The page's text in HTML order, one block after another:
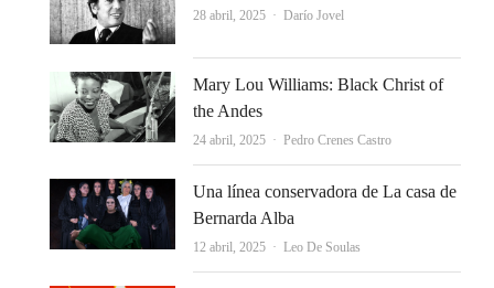
28 abril, 2025 Autor
Darío Jovel
Mary Lou Williams: Black Christ of
the Andes
24 abril, 2025 Autor
Pedro Crenes Castro
Una línea conservadora de La casa de
Bernarda Alba
12 abril, 2025 Autor
Leo De Soulas